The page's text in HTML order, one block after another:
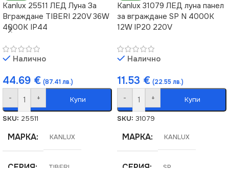
ФОРМА Квадрат
Kanlux 25511 ЛЕД Луна За
Вграждане TIBERI 220V 36W
4000K IP44
Налично
44.69 € (87.41 лв.)
- + Купи
SKU: 25511
МАРКА KANLUX
СЕРИЯ TIBERI
Kanlux 31079 ЛЕД луна панел
за вграждане SP N 4000K
12W IP20 220V
Налично
11.53 € (22.55 лв.)
- + Купи
SKU: 31079
МАРКА KANLUX
СЕРИЯ SP